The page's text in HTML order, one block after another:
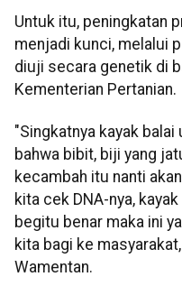
Untuk itu, peningkatan
menjadi kunci, melalui
diuji secara genetik di
Kementerian Pertanian.
"Singkatnya kayak
bahwa bibit, biji yang
kecambah itu nanti
kita cek DNA-nya,
begitu benar maka ini
kita bagi ke
Wamentan.